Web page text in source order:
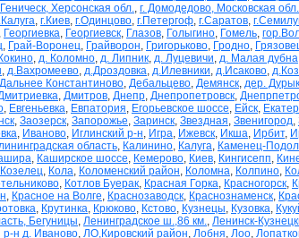
Геническ, Херсонская обл., г. Домодедово, Московская обл.
, г.Киев, г.Одинцово, г.Петергоф, г.Саратов,
, Георгиевка, Георгиевск, Глазов, Голыгино, Гомель,
, Грай-Воронец, Грайворон, Григорьково, Гродно,
, д. Коломно, д. Липник, д. Луцевичи, д. Малая дубна
, д.Вахромеево, д.Дроздовка, д.Илевники, д.Исаково,
Дальнее Константиново, Дебальцево, Демянск, дер.
, Дмитров, Днепр, Днепропетровск,
, Евгеньевка, Евпатория, Егорьевское шоссе, Ейск,
, Заозерск, Запорожье, Заринск, Звездная, Звенигород,
, Иваново, Иглинский р-н, Игра, Ижевск, Икша, Ирбит,
область, Калинино, Калуга, Каменец-
, Каширское шоссе, Кемерово, Киев, Кингисепп,
Козелец, Кола, Коломенский район, Коломна, Колпино,
, Котлов Буерак, Красная Горка, Красногорск,
, Красное на Волге, Краснозаводск, Краснознаменск,
, Крутинка, Крюково, Кстово, Кузнецы, Кузовка,
Бегуницы, Ленинградское ш.,86 км., Ленинск-
н д. Иваново, ЛО,Кировский район, Лобня, Лоо,